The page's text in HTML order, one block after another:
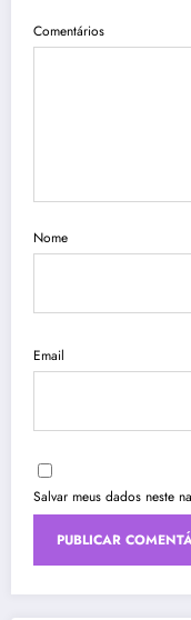
Comentários
Nome
Email
Salvar meus dados neste